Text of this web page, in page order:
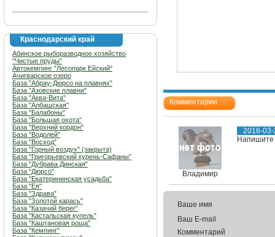
Краснодарский край
Абинское рыборазводное хозяйство
"Чистые пруды"
Автокемпинг "Лесопарк Ейский"
Ачигварское озеро
База "Абрау-Дюрсо на плавнях"
База "Азовские плавни"
База "Аква-Вита"
База "Албашская"
База "Балабоны"
База "Большая охота"
База "Верхний кордон"
База "Водолей"
База "Восход"
База "Горный воздух" (закрыта)
База "Григорьевский курень-Сафаны"
База "Дубрава Динская"
База "Дюрсо"
База "Екатерининская усадьба"
База "Ея"
База "Здрава"
База "Золотой карась"
База "Казачий берег"
База "Кастальская купель"
База "Каштановая роща"
База "Кемпинг"
Комментарии
Владимир
2016-
Напишите
Ваше имя
Ваш E-mail
Комментарий